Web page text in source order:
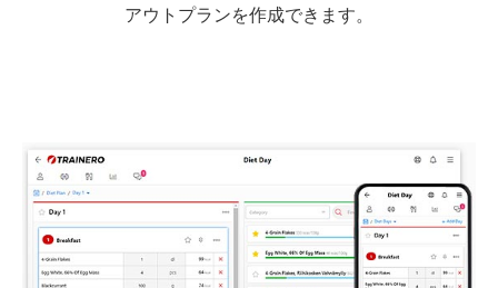
アウトプランを作成できます。